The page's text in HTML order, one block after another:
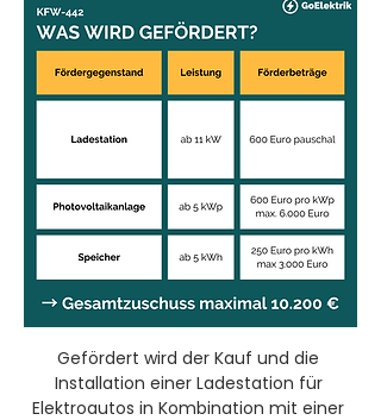
Gefördert wird der Kauf und die
Installation einer Ladestation für
Elektroautos in Kombination mit einer